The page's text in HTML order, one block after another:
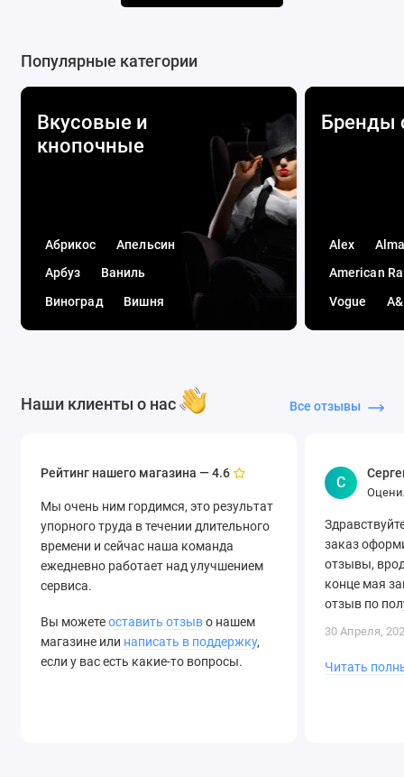
Популярные категории
Вкусовые и
кнопочные
Абрикос
Апельсин
Арбуз
Ваниль
Виноград
Вишня
Гуава
Дыня
Ментол
Мохито
Мята
Паан
Бренды
Alex
American
Vogue
Akhtamar
Armada
Bleck
Наши клиенты о нас Все отзывы
Рейтинг нашего магазина —4.6
Мы очень ним гордимся, это результат
упорного труда в течении длительного
времени и сейчас наша команда
ежедневно работает над улучшением
сервиса.
Вы можетеоставить отзыво нашем
магазине или написать в поддержку,
если у вас есть какие-то вопросы.
С
заказ
отзывы,
конце мая
отзыв по
30 Апреля,
Читать